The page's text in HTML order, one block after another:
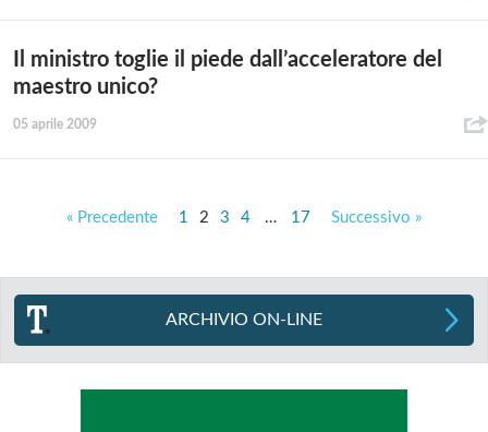
Il ministro toglie il piede dall’acceleratore del
maestro unico?
05 aprile 2009
« Precedente 1 2 3 4 … 17 Successivo »
ARCHIVIO ON-LINE